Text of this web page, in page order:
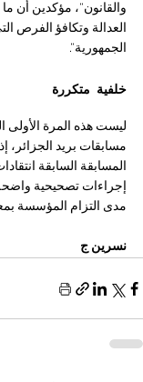
والقانون”، مؤكدين أن
العدالة وتكافؤ الفرص
الجمهورية”.
خلفية متكررة
ليست هذه المرة الأولى
مسابقات بريد
المسابقة السابقة
إجراءات تصحيحية
مدى التزام المؤسسة
نسرين ج